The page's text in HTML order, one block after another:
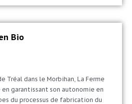
Bio
Tréal dans le Morbihan, La Ferme
en garantissant son autonomie en
du processus de fabrication du